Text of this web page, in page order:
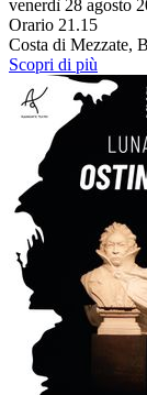
venerdì 28 agosto
Orario 21.15
Costa di Mezzate,
Scopri di più